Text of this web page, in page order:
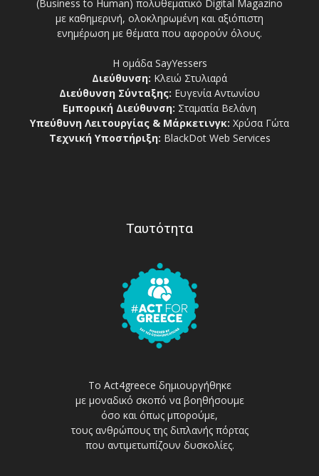
(Business to Human) πολυθεματικό Digital Magazino
με καθημερινή, ολοκληρωμένη και αξιόπιστη
ενημέρωση με θέματα που αφορούν όλους.
Η ομάδα SayYessers
Διεύθυνση: Κλειώ Στυλιαρά
Διεύθυνση Σύνταξης: Ευγενία Αντωνίου
Εμπορική Διεύθυνση: Σταματία Βελάνη
Υπεύθυνη Λειτουργίας & Μάρκετινγκ: Χρύσα Γώτα
Τεχνική Υποστήριξη: BlackDot Web Services
Ταυτότητα
Το Act4greece δημιουργήθηκε
με μοναδικό σκοπό να βοηθήσουμε
όσο και όπως μπορούμε,
τους ανθρώπους της διπλανής πόρτας
που αντιμετωπίζουν δυσκολίες.